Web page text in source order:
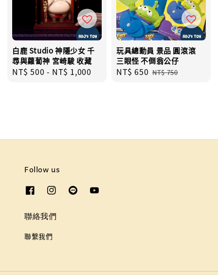
白鹿 Studio 神隱少女 千
尋與蘿蔔神 宮崎駿 收藏
Regular
NT$ 500 - NT$ 1,000
玩具總動員 景品 圓滾滾
三眼怪 不倒翁公仔
Sale
NT$ 650 Regular
NT$ 750
Follow us
聯絡我們
聯繫我們